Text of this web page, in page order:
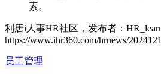
素。
利唐i人事HR社区，发布者：
https://www.ihr360.com/hrnews/
员工管理